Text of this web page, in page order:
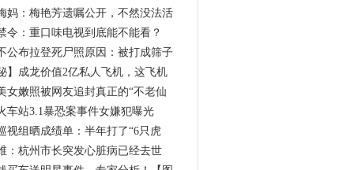
妈：梅艳芳遗嘱公开，不然没法活
令：重口味电视到底能不能看？
公布拉登死尸照原因：被打成筛子
】成龙价值2亿私人飞机，这飞机
女嫩照被网友追封真正的“不老仙
车站3.1暴恐案事件女嫌犯曝光
视组晒成绩单：半年打了“6只虎
：杭州市长突发心脏病已经去世